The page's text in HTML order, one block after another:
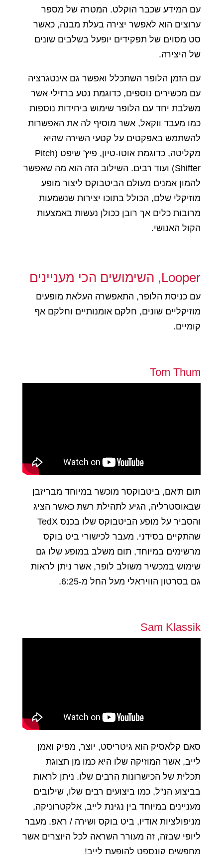
עם המידע שכבר הוקלט. המטרה של מספר
ערוצים הוא לאפשר יצירה בעלת מבנה, כאשר
סט מסוים של תפקידים יופעל בשלבים שונים
של היצירה.
עם הזמן הלופר השתכלל ואפשר גם אינטגרציה
עם מכשירים נוספים, כדוגמת נטע ברזילי אשר
משלבת יחד עם הלופר שימוש ביחידות נוספות
כמו מעבד ווקאל, אשר מוסיף לה את האפשרות
להשתמש באפקטים על קטעי השירה שהיא
מקליטה, כדוגמת אוטו-טיון, פיץ' שיפט (Pitch
Shifter) ועוד רבים. השילוב הזה הוא מה שאפשר
להמון אמנים מעולם הביטבוקס ליצור מופע
מוזיקלי שלם, הכולל בתוכו יצירות שנשמעות
מרובות כלים אך רובן ככולן נעשות באמצעות
הקול האנושי.
Looper, השימושים הכי מעניינים
עם כניסת הלופר, התאפשרה העלאת מופעים
מוזיקליים שונים, חלקם אומנותיים וחלקם אף
קומיים.
Tom Thum
תום ת'אם, ביטבוקסר מוכשר במיוחד מבריזבן
שבאוסטרליה, הגיע לתהילת רשת כאשר הציג
והסביר על מופע הביטבוקס שלו בכנס TedX
שהתקיים בסידני. מעבר לכישורי ביט בוקס
מרשימים במיוחד, תום משלב במופע שלו גם
שימוש במכשיר משולב לופר, אשר ניתן לראות
גם בסרטון הוויראלי מעל החל מ-6:25.
Sam Klassik
סאם קלאסיק הוא גיטריסט, יוצר, מפיק ואמן
לייב, אשר המוזיקה שלו היא כמו מן תצוגת
תכלית של הכישרונות הרבים שלו. ניתן לראות
בביצוע הנ"ל, כמו ביצועים רבים שלו, שילובים
מעניינים במיוחד בין נגינת לייב, אלקטרוניקה,
מניפולציות אודיו, ביט בוקס ושירה / ראפ. מעבר
ליופי שבזה, זה מעורר השראה לכל היוצרים אשר
מחפשים קונספט להופעת לייב!